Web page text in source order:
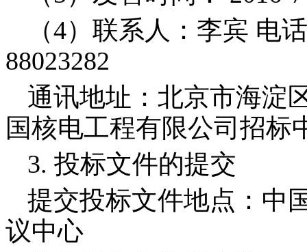
（4）联系人：李宾 电
88023282
通讯地址：北京市海淀
国核电工程有限公司招标
3. 投标文件的提交
提交投标文件地点：中
议中心